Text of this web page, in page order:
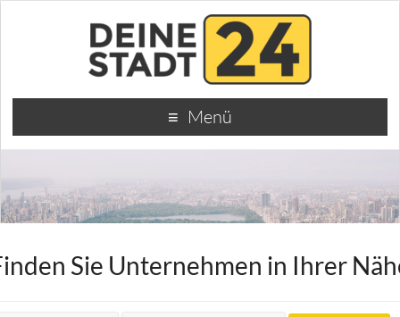
Menü
Sie Unternehmen in Ihrer